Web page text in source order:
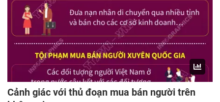
Cảnh giác với thủ đoạn mua bán người trên